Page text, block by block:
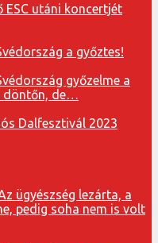
ESC utáni koncertjét
a győztes!
győzelme a
döntőn, de…
Dalfesztivál 2023
ügyészség lezárta, a
pedig soha nem is volt